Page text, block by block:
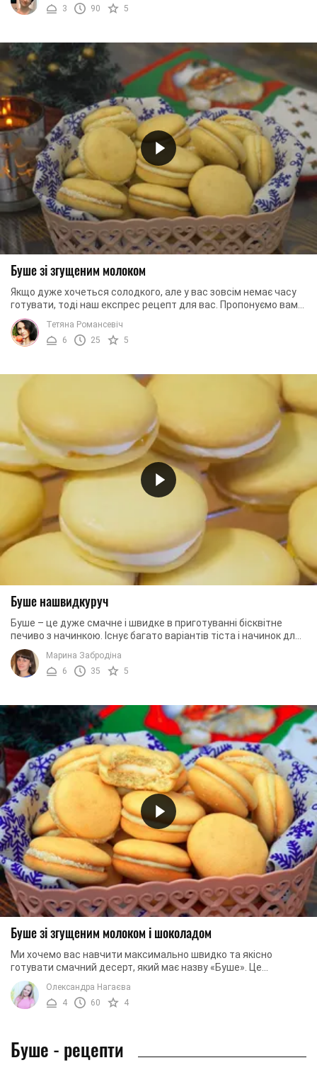
3 90 5
Буше зі згущеним молоком
Якщо дуже хочеться солодкого, але у вас зовсім немає часу
готувати, тоді наш експрес рецепт для вас. Пропонуємо вам
швидко приготувати смачне печиво. ...
Тетяна Романсевіч
6
25 5
Буше нашвидкуруч
Буше – це дуже смачне і швидке в приготуванні бісквітне
печиво з начинкою. Існує багато варіантів тіста і начинок для
цього печива. Ми пропонуємо ...
Марина Забродіна
6
35 5
Буше зі згущеним молоком і шоколадом
Ми хочемо вас навчити максимально швидко та якісно
готувати смачний десерт, який має назву «Буше». Це
бісквітне печиво, яке має форму кружечків. Його ...
Олександра Нагаєва
4
60 4
Буше - рецепти